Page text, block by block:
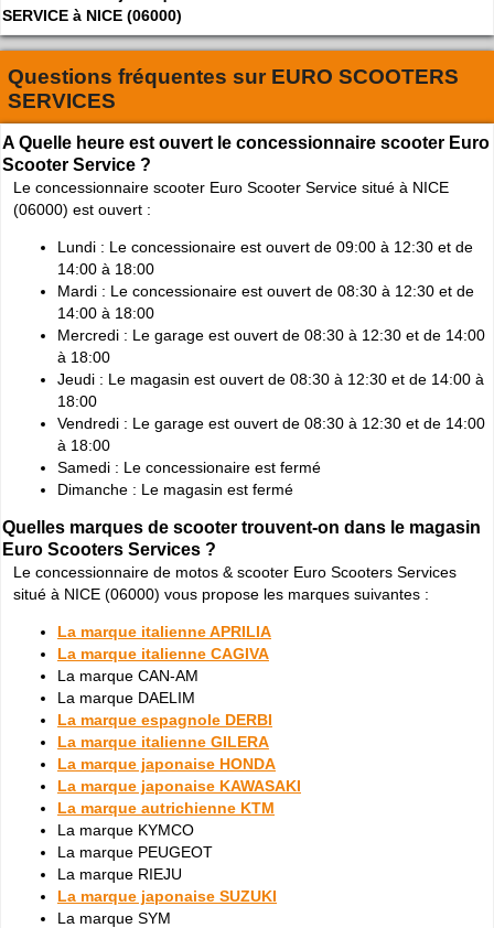
SERVICE à NICE (06000)
Questions fréquentes sur EURO SCOOTERS
SERVICES
A Quelle heure est ouvert le concessionnaire scooter Euro
Scooter Service ?
Le concessionnaire scooter Euro Scooter Service situé à NICE
(06000) est ouvert :
Lundi : Le concessionaire est ouvert de 09:00 à 12:30 et de
14:00 à 18:00
Mardi : Le concessionaire est ouvert de 08:30 à 12:30 et de
14:00 à 18:00
Mercredi : Le garage est ouvert de 08:30 à 12:30 et de 14:00
à 18:00
Jeudi : Le magasin est ouvert de 08:30 à 12:30 et de 14:00 à
18:00
Vendredi : Le garage est ouvert de 08:30 à 12:30 et de 14:00
à 18:00
Samedi : Le concessionaire est fermé
Dimanche : Le magasin est fermé
Quelles marques de scooter trouvent-on dans le magasin
Euro Scooters Services ?
Le concessionnaire de motos & scooter Euro Scooters Services
situé à NICE (06000) vous propose les marques suivantes :
La marque italienne APRILIA
La marque italienne CAGIVA
La marque CAN-AM
La marque DAELIM
La marque espagnole DERBI
La marque italienne GILERA
La marque japonaise HONDA
La marque japonaise KAWASAKI
La marque autrichienne KTM
La marque KYMCO
La marque PEUGEOT
La marque RIEJU
La marque japonaise SUZUKI
La marque SYM